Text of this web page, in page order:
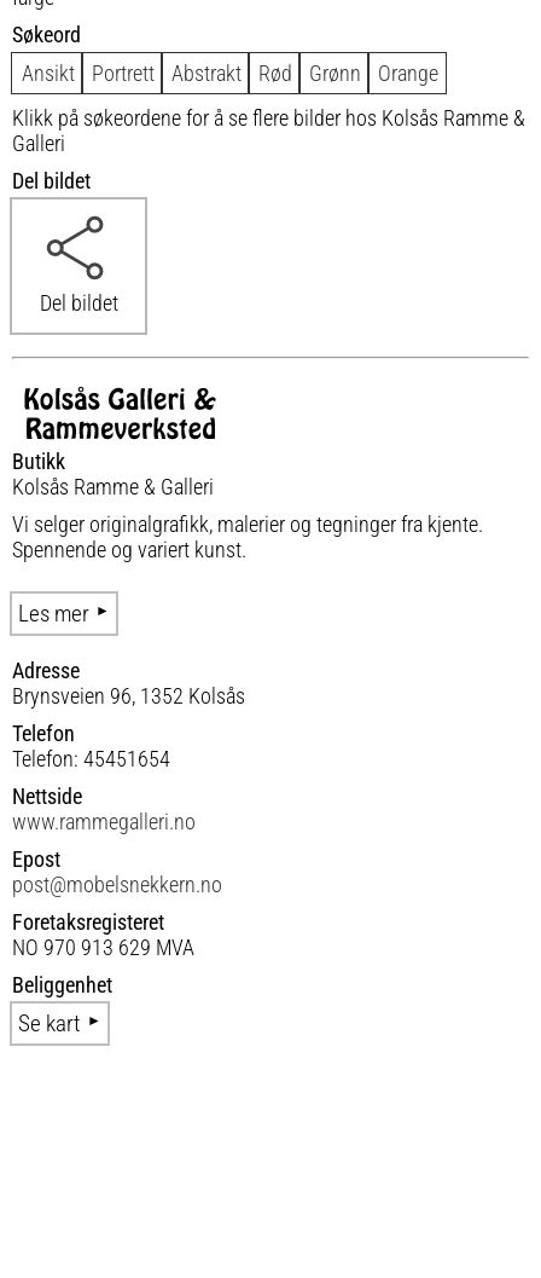
Søkeord
Ansikt
Portrett Abstrakt Rød Grønn
Orange
Klikk på søkeordene for å se flere bilder hos Kolsås Ramme &
Galleri
Del bildet
Del bildet
Butikk
Kolsås Ramme & Galleri
Vi selger originalgrafikk, malerier og tegninger fra kjente.
Spennende og variert kunst.
Les mer
Adresse
Brynsveien 96, 1352 Kolsås
Telefon
Telefon: 45451654
Nettside
www.rammegalleri.no
Epost
post@mobelsnekkern.no
Foretaksregisteret
NO 970 913 629 MVA
Beliggenhet
Se kart